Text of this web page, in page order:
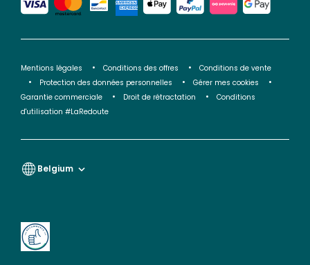
Mentions légales Conditions des offres
Conditions de vente
Protection des données personnelles
Gérer mes cookies
Garantie commerciale
Droit de rétractation
Conditions
d'utilisation #LaRedoute
Belgium